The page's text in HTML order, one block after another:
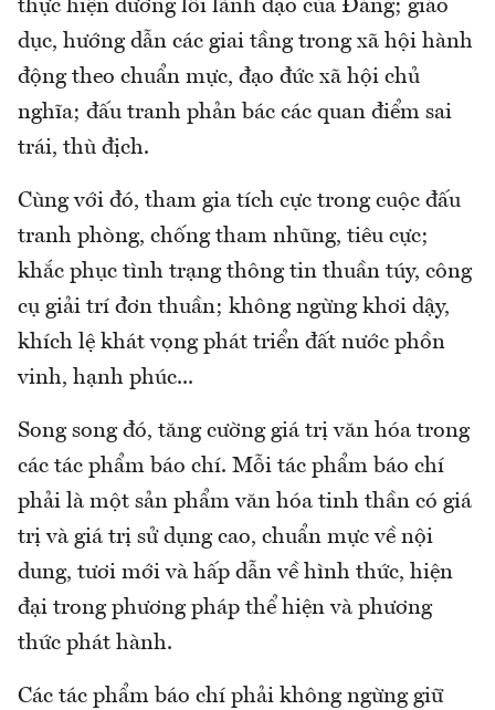
thực hiện đường lối lãnh đạo của Đảng; giáo
dục, hướng dẫn các giai tầng trong xã hội hành
động theo chuẩn mực, đạo đức xã hội chủ
nghĩa; đấu tranh phản bác các quan điểm sai
trái, thù địch.
Cùng với đó, tham gia tích cực trong cuộc đấu
tranh phòng, chống tham nhũng, tiêu cực;
khắc phục tình trạng thông tin thuần túy, công
cụ giải trí đơn thuần; không ngừng khơi dậy,
khích lệ khát vọng phát triển đất nước phồn
vinh, hạnh phúc...
Song song đó, tăng cường giá trị văn hóa trong
các tác phẩm báo chí. Mỗi tác phẩm báo chí
phải là một sản phẩm văn hóa tinh thần có giá
trị và giá trị sử dụng cao, chuẩn mực về nội
dung, tươi mới và hấp dẫn về hình thức, hiện
đại trong phương pháp thể hiện và phương
thức phát hành.
Các tác phẩm báo chí phải không ngừng giữ